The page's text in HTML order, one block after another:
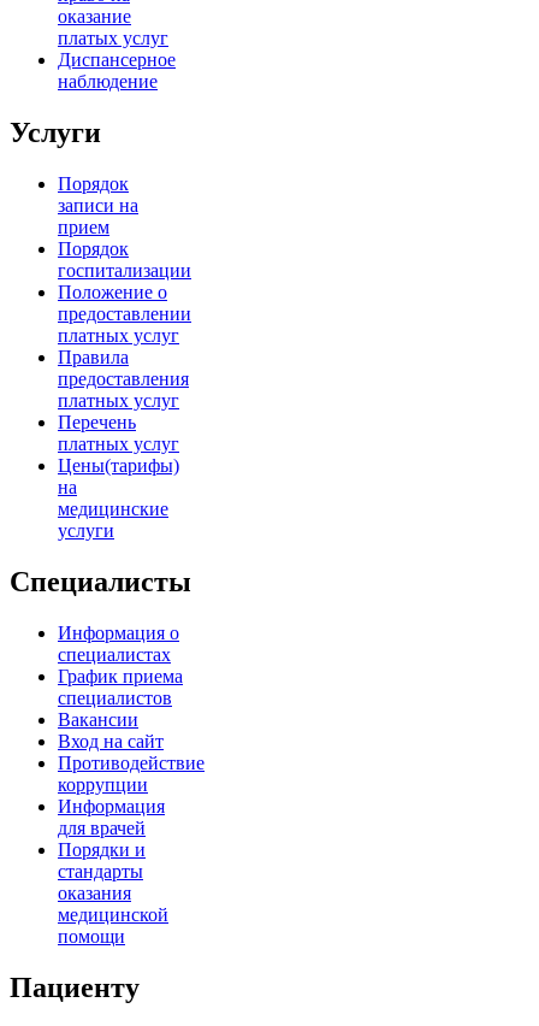
оказание
платых услуг
Диспансерное
наблюдение
Услуги
Порядок
записи на
прием
Порядок
госпитализации
Положение о
предоставлении
платных услуг
Правила
предоставления
платных услуг
Перечень
платных услуг
Цены(тарифы)
на
медицинские
услуги
Специалисты
Информация о
специалистах
График приема
специалистов
Вакансии
Вход на сайт
Противодействие
коррупции
Информация
для врачей
Порядки и
стандарты
оказания
медицинской
помощи
Пациенту